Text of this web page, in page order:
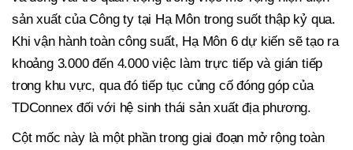
sản xuất của Công ty tại Hạ Môn trong suốt thập kỷ qua.
Khi vận hành toàn công suất, Hạ Môn 6 dự kiến sẽ tạo ra
khoảng 3.000 đến 4.000 việc làm trực tiếp và gián tiếp
trong khu vực, qua đó tiếp tục củng cố đóng góp của
TDConnex đối với hệ sinh thái sản xuất địa phương.
Cột mốc này là một phần trong giai đoạn mở rộng toàn